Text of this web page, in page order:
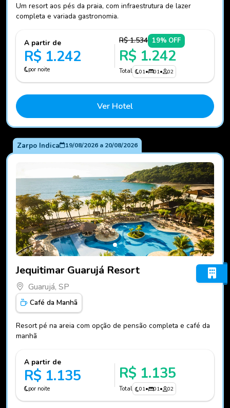
Um resort aos pés da praia, com infraestrutura de lazer
completa e variada gastronomia.
A partir de
R$ 1.242
por noite
R$ 1.534 19% OFF
R$ 1.242
Total 01• 01• 02
Ver Hotel
Zarpo Indica 19/08/2026a 20/08/2026
Jequitimar Guarujá Resort
Guarujá, SP
Café da Manhã
Resort pé na areia com opção de pensão completa e café da
manhã
A partir de
R$ 1.135
por noite
R$ 1.135
Total 01• 01• 02